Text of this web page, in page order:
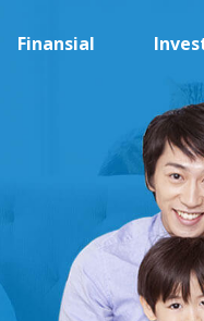
Finansial